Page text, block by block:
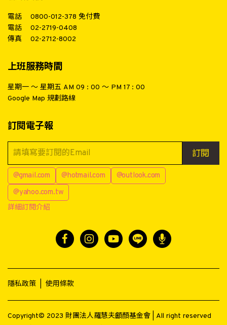
電話 0800-012-378 免付費
電話
02-2719-0408
傳真
02-2712-8002
上班服務時間
星期一 ～ 星期五 AM 09 : 00 ～ PM 17 : 00
Google Map 規劃路線
訂閱電子報
訂閱
@gmail.com @hotmail.com
@outlook.com
@yahoo.com.tw
詳細訂閱介紹
隱私政策 使用條款
Copyright© 2023 財團法人羅慧夫顱顏基金會 | All right reserved